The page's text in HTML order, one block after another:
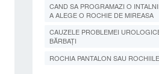
CAND SA PROGRAMAZI O
A ALEGE O ROCHIE DE MIREASA
CAUZELE PROBLEMEI
BĂRBAȚI
ROCHIA PANTALON SAU